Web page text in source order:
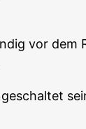
vor dem